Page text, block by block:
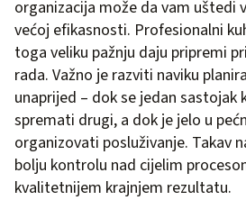
organizacija može da vam uštedi
većoj efikasnosti. Profesionalni
toga veliku pažnju daju pripremi
rada. Važno je razviti naviku
unaprijed – dok se jedan sastojak
spremati drugi, a dok je jelo u
organizovati posluživanje. Takav
bolju kontrolu nad cijelim
kvalitetnijem krajnjem rezultatu.